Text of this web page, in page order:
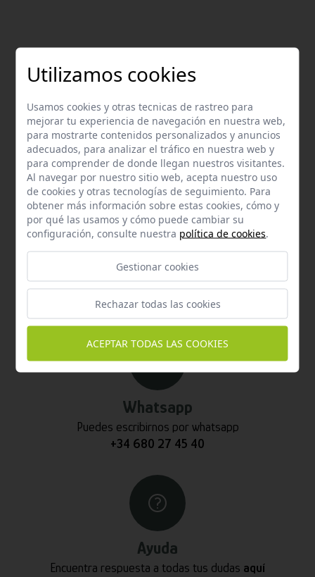
Email
Contacta con nosotros vía email
hola@welovemascotas.com
Teléfono
587 870
Whatsapp
Puedes escribirnos por whatsapp
+34 680 27 45 40
Ayuda
Encuentra respuesta a todas tus dudas aquí
Utilizamos cookies
Usamos cookies y otras tecnicas de rastreo para
mejorar tu experiencia de navegación en nuestra web,
para mostrarte contenidos personalizados y anuncios
adecuados, para analizar el tráfico en nuestra web y
para comprender de donde llegan nuestros visitantes.
Al navegar por nuestro sitio web, acepta nuestro uso
de cookies y otras tecnologías de seguimiento. Para
obtener más información sobre estas cookies, cómo y
por qué las usamos y cómo puede cambiar su
configuración, consulte nuestra política de cookies.
Gestionar cookies
Rechazar todas las cookies
ACEPTAR TODAS LAS COOKIES